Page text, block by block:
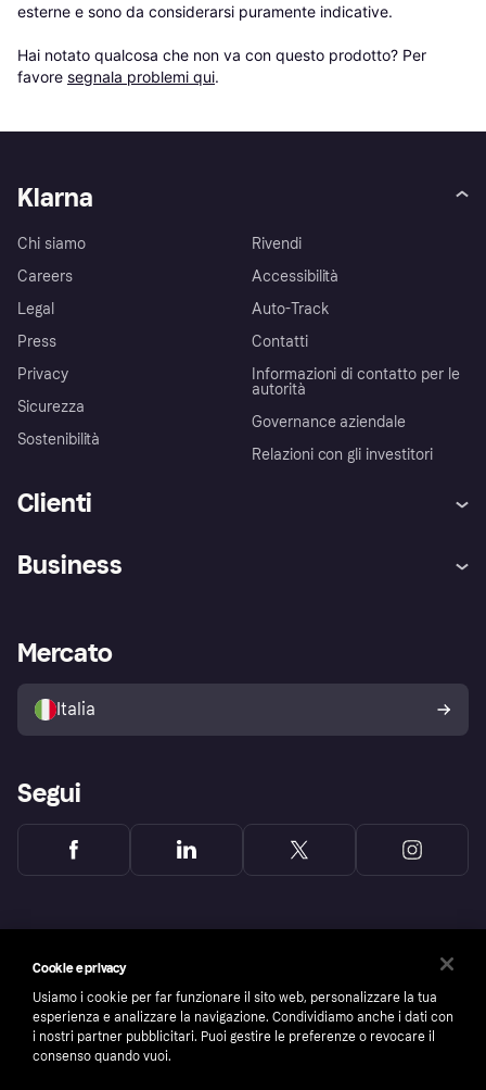
esterne e sono da considerarsi puramente indicative.
Hai notato qualcosa che non va con questo prodotto? Per
favore segnala problemi qui.
Klarna
Chi siamo
Careers
Legal
Press
Privacy
Sicurezza
Sostenibilità
Rivendi
Accessibilità
Auto-Track
Contatti
Informazioni di contatto per le
autorità
Governance aziendale
Relazioni con gli investitori
Clienti
Esplora i negozi
Politica di protezione
dell'acquirente Klarna
Business
Accesso aziende
Mercato
Italia
Segui
Cookie e privacy
Usiamo i cookie per far funzionare il sito web, personalizzare la tua
esperienza e analizzare la navigazione. Condividiamo anche i dati con
i nostri partner pubblicitari. Puoi gestire le preferenze o revocare il
consenso quando vuoi.